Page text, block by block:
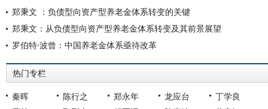
郑秉文 ：负债型向资产型养老金体系转变的关键
郑秉文：从负债型向资产型养老金体系转变及其前景展望
罗伯特·波曾：中国养老金体系亟待改革
热门专栏
秦晖 陈行之 郑永年 龙应台
丁学良